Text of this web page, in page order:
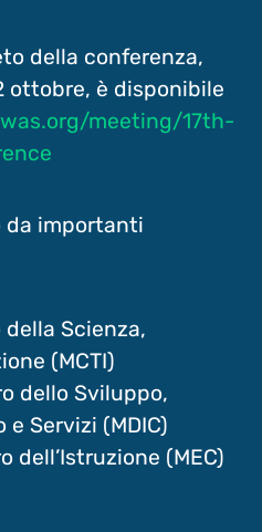
della conferenza,
ottobre, è disponibile
meeting/17th-
da importanti
della Scienza,
(MCTI)
dello Sviluppo,
Servizi (MDIC)
dell’Istruzione (MEC)